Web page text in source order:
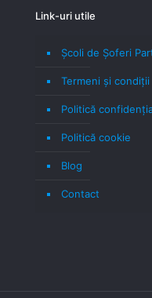
Link-uri utile
Școli de Șoferi
Termeni şi condiţii
Politică
Politică cookie
Blog
Contact